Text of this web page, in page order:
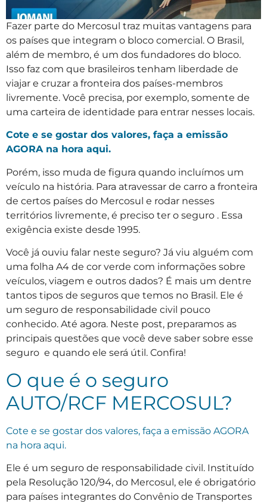
Fazer parte do Mercosul traz muitas vantagens para
os países que integram o bloco comercial. O Brasil,
além de membro, é um dos fundadores do bloco.
Isso faz com que brasileiros tenham liberdade de
viajar e cruzar a fronteira dos países-membros
livremente. Você precisa, por exemplo, somente de
uma carteira de identidade para entrar nesses locais.
Cote e se gostar dos valores, faça a emissão
AGORA na hora aqui.
Porém, isso muda de figura quando incluímos um
veículo na história. Para atravessar de carro a fronteira
de certos países do Mercosul e rodar nesses
territórios livremente, é preciso ter o seguro . Essa
exigência existe desde 1995.
Você já ouviu falar neste seguro? Já viu alguém com
uma folha A4 de cor verde com informações sobre
veículos, viagem e outros dados? É mais um dentre
tantos tipos de seguros que temos no Brasil. Ele é
um seguro de responsabilidade civil pouco
conhecido. Até agora. Neste post, preparamos as
principais questões que você deve saber sobre esse
seguro e quando ele será útil. Confira!
O que é o seguro
AUTO/RCF MERCOSUL?
Cote e se gostar dos valores, faça a emissão AGORA
na hora aqui.
Ele é um seguro de responsabilidade civil. Instituído
pela Resolução 120/94, do Mercosul, ele é obrigatório
para países integrantes do Convênio de Transportes